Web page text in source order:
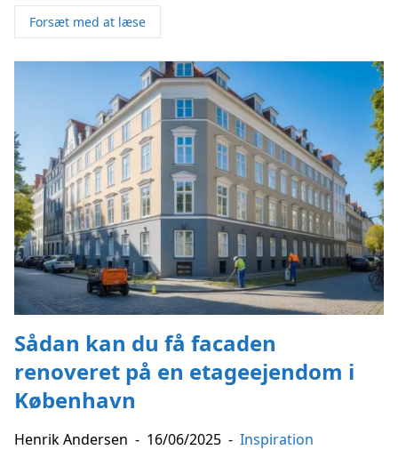
Forsæt med at læse
Sådan kan du få facaden
renoveret på en etageejendom i
København
Henrik Andersen - 16/06/2025 - Inspiration